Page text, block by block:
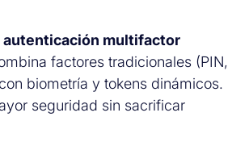
autenticación multifactor
factores tradicionales (PIN,
biometría y tokens dinámicos.
seguridad sin sacrificar